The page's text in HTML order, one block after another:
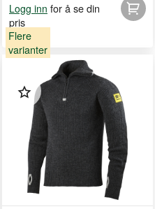
Logg inn for å se din
pris
Flere
varianter